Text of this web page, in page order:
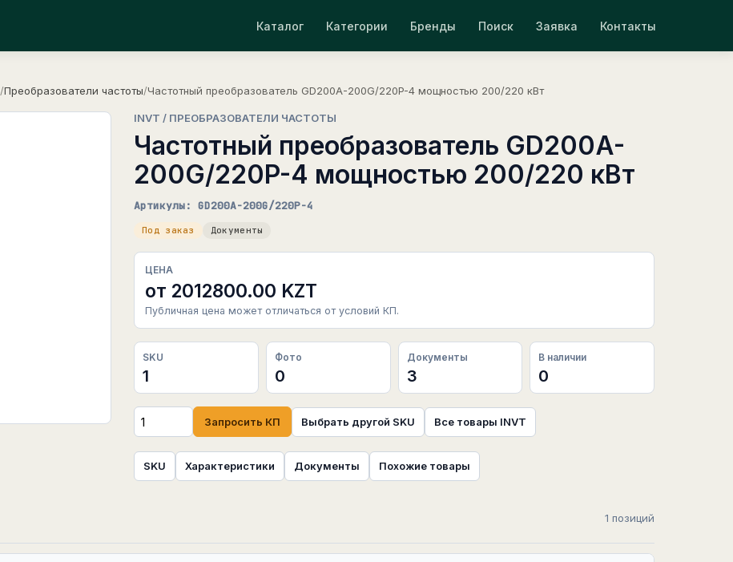
Каталог Категории Бренды Поиск Заявка Контакты
/Преобразователи частоты/Частотный преобразователь GD200A-200G/220P-4 мощностью 200/220 кВт
INVT / ПРЕОБРАЗОВАТЕЛИ ЧАСТОТЫ
Частотный преобразователь GD200A-
200G/220P-4 мощностью 200/220 кВт
Артикулы: GD200A-200G/220P-4
Под заказ Документы
ЦЕНА
от 2012800.00 KZT
Публичная цена может отличаться от условий КП.
SKU
1
Фото
0
Документы
3
В наличии
0
Запросить КП Выбрать другой SKU Все товары INVT
SKU Характеристики Документы Похожие товары
1 позиций